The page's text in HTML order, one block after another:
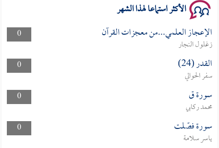
الأكثر استماعا لهذا الشهر
0 الإعجاز العلمي...من معجزات القرآن
زغلول النجار
0
القدر (24)
سفر الحوالي
0
سورة ق
محمد ركابي
0
سورة فصّلت
ياسر سلامة